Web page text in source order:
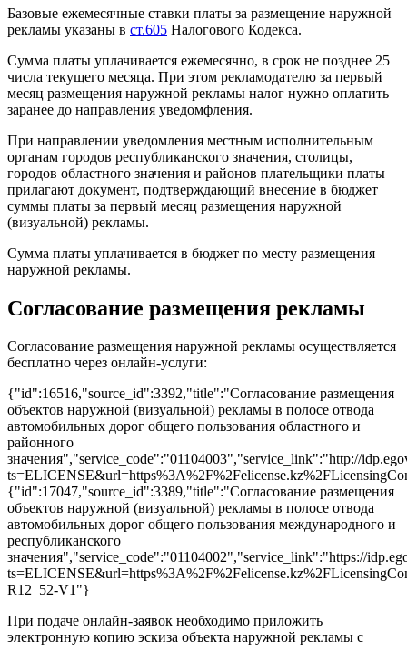
Базовые ежемесячные ставки платы за размещение наружной
рекламы указаны в ст.605 Налогового Кодекса.
Сумма платы уплачивается ежемесячно, в срок не позднее 25
числа текущего месяца. При этом рекламодателю за первый
месяц размещения наружной рекламы налог нужно оплатить
заранее до направления уведомфления.
При направлении уведомления местным исполнительным
органам городов республиканского значения, столицы,
городов областного значения и районов плательщики платы
прилагают документ, подтверждающий внесение в бюджет
суммы платы за первый месяц размещения наружной
(визуальной) рекламы.
Сумма платы уплачивается в бюджет по месту размещения
наружной рекламы.
Согласование размещения рекламы
Согласование размещения наружной рекламы осуществляется
бесплатно через онлайн-услуги:
{"id":16516,"source_id":3392,"title":"Согласование размещения
объектов наружной (визуальной) рекламы в полосе отвода
автомобильных дорог общего пользования областного и
районного
значения","service_code":"01104003","service_link":"http://
{"id":17047,"source_id":3389,"title":"Согласование размещения
объектов наружной (визуальной) рекламы в полосе отвода
автомобильных дорог общего пользования международного и
республиканского
значения","service_code":"01104002","service_link":"https://
R12_52-V1"}
При подаче онлайн-заявок необходимо приложить
электронную копию эскиза объекта наружной рекламы с